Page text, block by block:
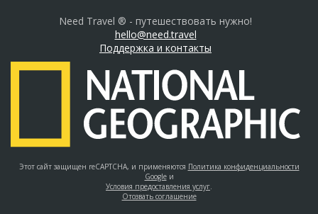
Need Travel ® - путешествовать нужно!
hello@need.travel
Поддержка и контакты
Этот сайт защищен reCAPTCHA, и применяются Политика конфиденциальности
Googleи
Условия предоставления услуг.
Отозвать соглашение